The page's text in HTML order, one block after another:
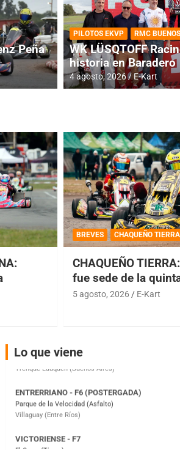
RMC BUENOS AIRES
Cerró una jornada
Peña
PILOTOS EKVP RMC
WK LÜSQTOFF
historia en Baradero
4 agosto, 2026 E-Kart
BREVES CHAQUEÑO TIERRA
CHAQUEÑO
fue sede de la
5 agosto, 2026 E-Kart
Lo que viene
COBERTURA ESPECIAL DE E-KART.COM.AR
IAME SERIES ARGENTINA 6
Baradero (Buenos Aires)
Parque de la Velocidad (Asfalto)
Villaguay (Entre Ríos)
El Cerro (Tierra)
Victoria (Entre Ríos)
Moto Club Reginense (Tierra)